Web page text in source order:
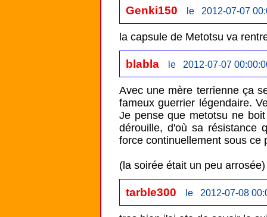
Genki150 le 2012-07-07
la capsule de Metotsu va
blabla le 2012-07-07
Avec une mère terrienne ça
fameux guerrier légendaire.
Je pense que metotsu ne
dérouille, d'où sa résistance
force continuellement sous ce
(la soirée était un peu arrosée)
tarble300 le 2012-07-08